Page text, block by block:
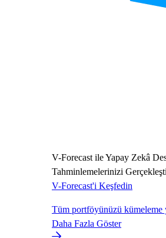
V-Forecast ile Yapay Zekâ
Tahminlemelerinizi
V-Forecast'i Keşfedin
Tüm portföyünüzü
Daha Fazla Göster